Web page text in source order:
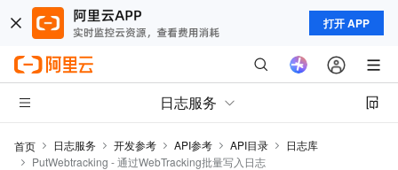
打开 APP
日志服务
首页 日志服务 开发参考 API参考 API目录
日志库
PutWebtracking - 通过WebTracking批量写入日志